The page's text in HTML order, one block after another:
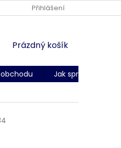
DODACÍ PODMÍNKY
Přihlášení
NÁKUPNÍ
Prázdný košík
Jak správně